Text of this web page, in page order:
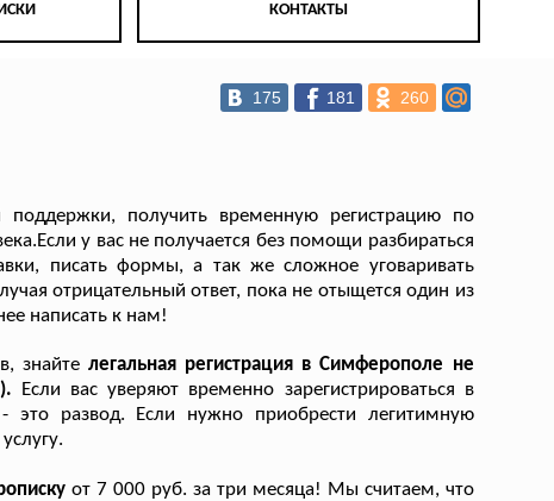
КОНТАКТЫ
175 181 260
поддержки, получить временную регистрацию по
у вас не получается без помощи разбираться
писать формы, а так же сложное уговаривать
отрицательный ответ, пока не отыщется один из
написать к нам!
знайтелегальная регистрация в Симферополе не
Если вас уверяют временно зарегистрироваться в
развод. Если нужно приобрести легитимную
от 7 000 руб. за три месяца! Мы считаем, что